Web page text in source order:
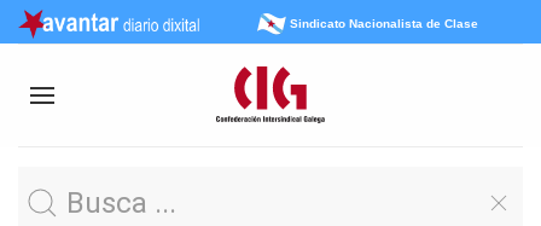
Sindicato Nacionalista de Clase